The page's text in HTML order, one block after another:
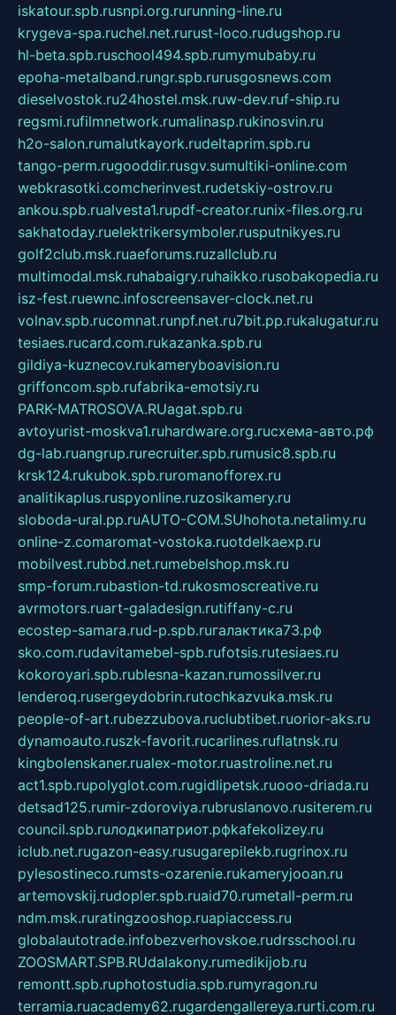
iskatour.spb.rusnpi.org.rurunning-line.ru
krygeva-spa.ruchel.net.rurust-loco.rudugshop.ru
hl-beta.spb.ruschool494.spb.rumymubaby.ru
epoha-metalband.rungr.spb.rurusgosnews.com
dieselvostok.ru24hostel.msk.ruw-dev.ruf-ship.ru
regsmi.rufilmnetwork.rumalinasp.rukinosvin.ru
h2o-salon.rumalutkayork.rudeltaprim.spb.ru
tango-perm.rugooddir.rusgv.sumultiki-online.com
webkrasotki.comcherinvest.rudetskiy-ostrov.ru
ankou.spb.rualvesta1.rupdf-creator.runix-files.org.ru
sakhatoday.ruelektrikersymboler.rusputnikyes.ru
golf2club.msk.ruaeforums.ruzallclub.ru
multimodal.msk.ruhabaigry.ruhaikko.rusobakopedia.ru
isz-fest.ruewnc.infoscreensaver-clock.net.ru
volnav.spb.rucomnat.runpf.net.ru7bit.pp.rukalugatur.ru
tesiaes.rucard.com.rukazanka.spb.ru
gildiya-kuznecov.rukameryboavision.ru
griffoncom.spb.rufabrika-emotsiy.ru
PARK-MATROSOVA.RUagat.spb.ru
avtoyurist-moskva1.ruhardware.org.ruсхема-авто.рф
dg-lab.ruangrup.rurecruiter.spb.rumusic8.spb.ru
krsk124.rukubok.spb.ruromanofforex.ru
analitikaplus.ruspyonline.ruzosikamery.ru
sloboda-ural.pp.ruAUTO-COM.SUhohota.netalimy.ru
online-z.comaromat-vostoka.ruotdelkaexp.ru
mobilvest.rubbd.net.rumebelshop.msk.ru
smp-forum.rubastion-td.rukosmoscreative.ru
avrmotors.ruart-galadesign.rutiffany-c.ru
ecostep-samara.rud-p.spb.ruгалактика73.рф
sko.com.rudavitamebel-spb.rufotsis.rutesiaes.ru
kokoroyari.spb.rublesna-kazan.rumossilver.ru
lenderoq.rusergeydobrin.rutochkazvuka.msk.ru
people-of-art.rubezzubova.ruclubtibet.ruorior-aks.ru
dynamoauto.ruszk-favorit.rucarlines.ruflatnsk.ru
kingbolenskaner.rualex-motor.ruastroline.net.ru
act1.spb.rupolyglot.com.rugidlipetsk.ruooo-driada.ru
detsad125.rumir-zdoroviya.rubruslanovo.rusiterem.ru
council.spb.ruлодкипатриот.рфkafekolizey.ru
iclub.net.rugazon-easy.rusugarepilekb.rugrinox.ru
pylesostineco.rumsts-ozarenie.rukameryjooan.ru
artemovskij.rudopler.spb.ruaid70.rumetall-perm.ru
ndm.msk.ruratingzooshop.ruapiaccess.ru
globalautotrade.infobezverhovskoe.rudrsschool.ru
ZOOSMART.SPB.RUdalakony.rumedikijob.ru
remontt.spb.ruphotostudia.spb.rumyragon.ru
terramia.ruacademy62.rugardengallereya.rurti.com.ru